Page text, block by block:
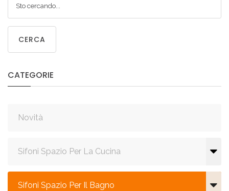
CERCA
CATEGORIE
Novità
Sifoni Spazio Per La Cucina
Sifoni Spazio Per Il Bagno